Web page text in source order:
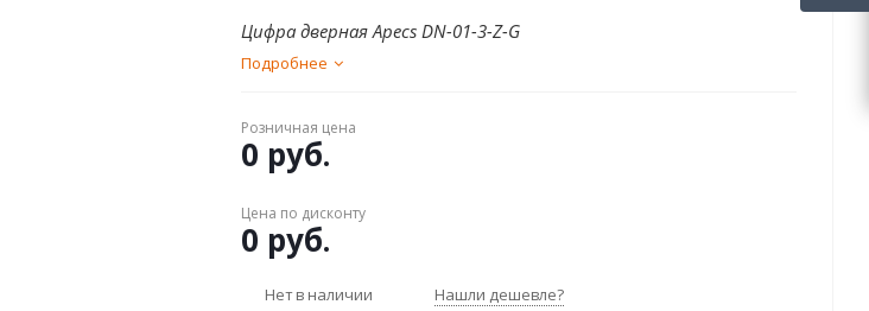
Цифра дверная Apecs DN-01-3-Z-G
Подробнее
Розничная цена
0 руб.
Цена по дисконту
0 руб.
Нет в наличии Нашли дешевле?